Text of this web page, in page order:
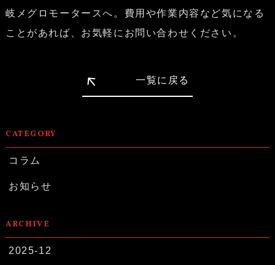
岐メグロモータースへ。費用や作業内容など気になる
ことがあれば、お気軽にお問い合わせください。
一覧に戻る
CATEGORY
コラム
お知らせ
ARCHIVE
2025-12